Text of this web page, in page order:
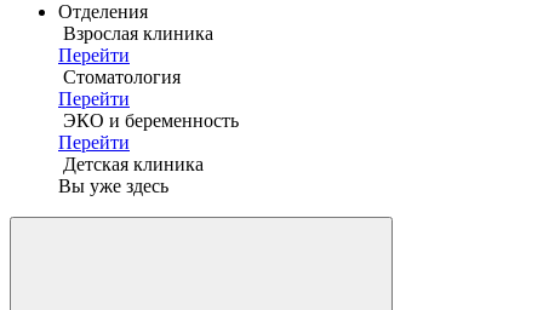
Отделения
Взрослая клиника
Перейти
Стоматология
Перейти
ЭКО и беременность
Перейти
Детская клиника
Вы уже здесь